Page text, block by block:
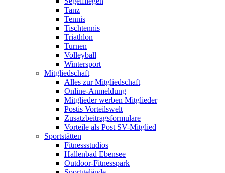
Tanz
Tennis
Tischtennis
Triathlon
Turnen
Volleyball
Wintersport
Mitgliedschaft
Alles zur Mitgliedschaft
Online-Anmeldung
Mitglieder werben Mitglieder
Postis Vorteilswelt
Zusatzbeitragsformulare
Vorteile als Post SV-Mitglied
Sportstätten
Fitnessstudios
Hallenbad Ebensee
Outdoor-Fitnesspark